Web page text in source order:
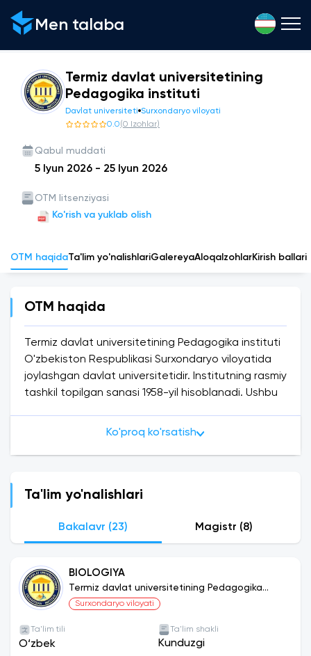
Men talaba
Termiz davlat universitetining
Pedagogika instituti
Davlat universiteti Surxondaryo viloyati
0.0(0 Izohlar)
Qabul muddati
5 Iyun 2026 - 25 Iyun 2026
OTM litsenziyasi
Ko'rish va yuklab olish
OTM haqidaTa'lim yo'nalishlariGalereyaAloqa IzohlarKirish ballari
OTM haqida
Termiz davlat universitetining Pedagogika instituti
O'zbekiston Respublikasi Surxondaryo viloyatida
joylashgan davlat universitetidir. Institutning rasmiy
tashkil topilgan sanasi 1958-yil hisoblanadi. Ushbu
etilgan. 2021 yil itibari bilan, Termiz davlat
Ko'proq ko'rsatish
Ta'lim yo'nalishlari
Bakalavr (23) Magistr (8)
BIOLOGIYA
Termiz davlat universitetining Pedagogika
instituti
Surxondaryo viloyati
Ta'lim tili
O‘zbek
Ta'lim shakli
Kunduzgi